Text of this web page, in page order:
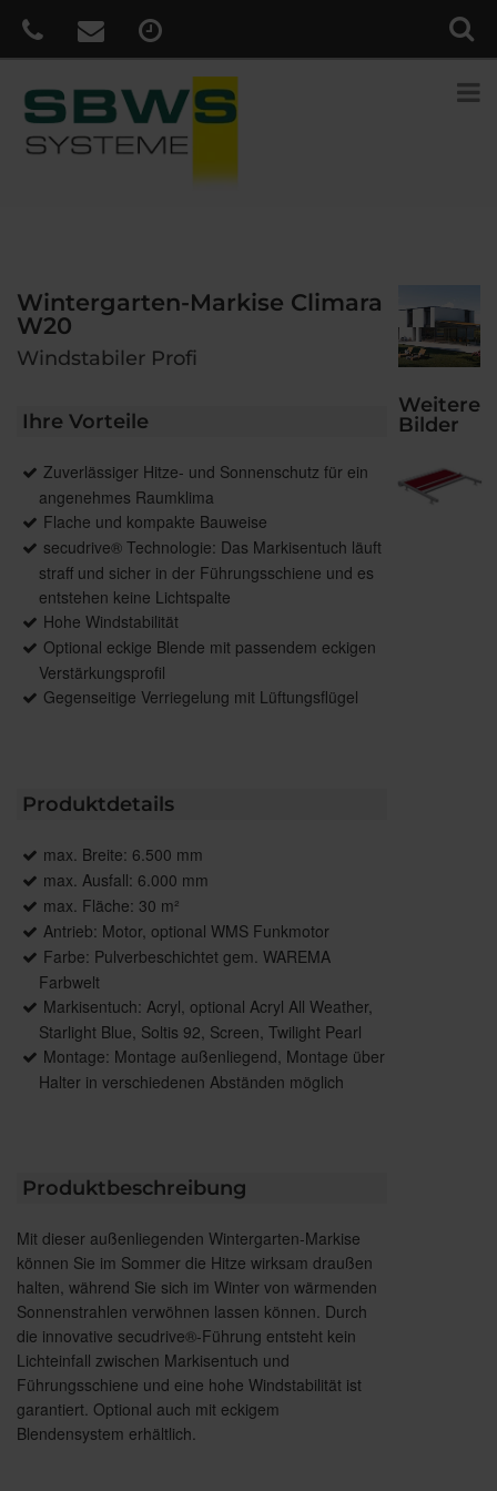
Wintergarten-Markise Climara
W20
Windstabiler Profi
Ihre Vorteile
Zuverlässiger Hitze- und Sonnenschutz für ein
angenehmes Raumklima
Flache und kompakte Bauweise
secudrive® Technologie: Das Markisentuch läuft
straff und sicher in der Führungsschiene und es
entstehen keine Lichtspalte
Hohe Windstabilität
Optional eckige Blende mit passendem eckigen
Verstärkungsprofil
Gegenseitige Verriegelung mit Lüftungsflügel
Produktdetails
max. Breite: 6.500 mm
max. Ausfall: 6.000 mm
max. Fläche: 30 m²
Antrieb: Motor, optional WMS Funkmotor
Farbe: Pulverbeschichtet gem. WAREMA
Farbwelt
Markisentuch: Acryl, optional Acryl All Weather,
Starlight Blue, Soltis 92, Screen, Twilight Pearl
Montage: Montage außenliegend, Montage über
Halter in verschiedenen Abständen möglich
Produktbeschreibung
Mit dieser außenliegenden Wintergarten-Markise
können Sie im Sommer die Hitze wirksam draußen
halten, während Sie sich im Winter von wärmenden
Sonnenstrahlen verwöhnen lassen können. Durch
die innovative secudrive®-Führung entsteht kein
Lichteinfall zwischen Markisentuch und
Führungsschiene und eine hohe Windstabilität ist
garantiert. Optional auch mit eckigem
Blendensystem erhältlich.
Weitere
Bilder